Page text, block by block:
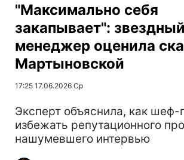
"Максимально себя
закапывает":
менеджер оценила
Мартыновской
17:25 17.06.2026 Ср
Эксперт объяснила, как шеф-
избежать репутационного
нашумевшего интервью